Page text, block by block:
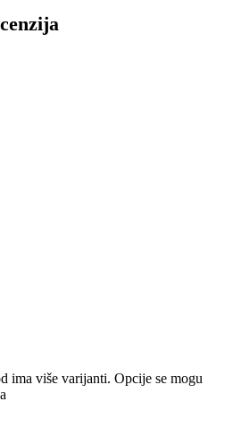
ima više varijanti. Opcije se mogu